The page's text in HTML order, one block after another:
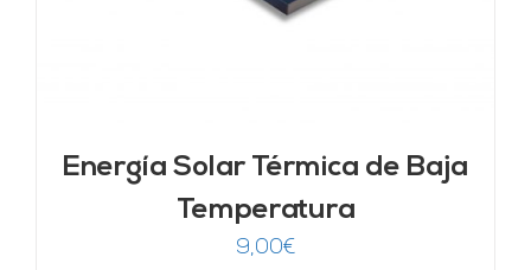
Energía Solar Térmica de Baja
Temperatura
9,00€